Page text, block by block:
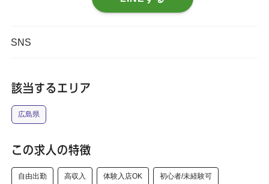
SNS
該当するエリア
広島県
この求人の特徴
自由出勤 高収入 体験入店OK 初心者/未経験可